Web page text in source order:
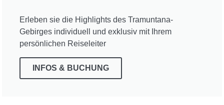
Erleben sie die Highlights des Tramuntana-
Gebirges individuell und exklusiv mit Ihrem
persönlichen Reiseleiter
INFOS & BUCHUNG